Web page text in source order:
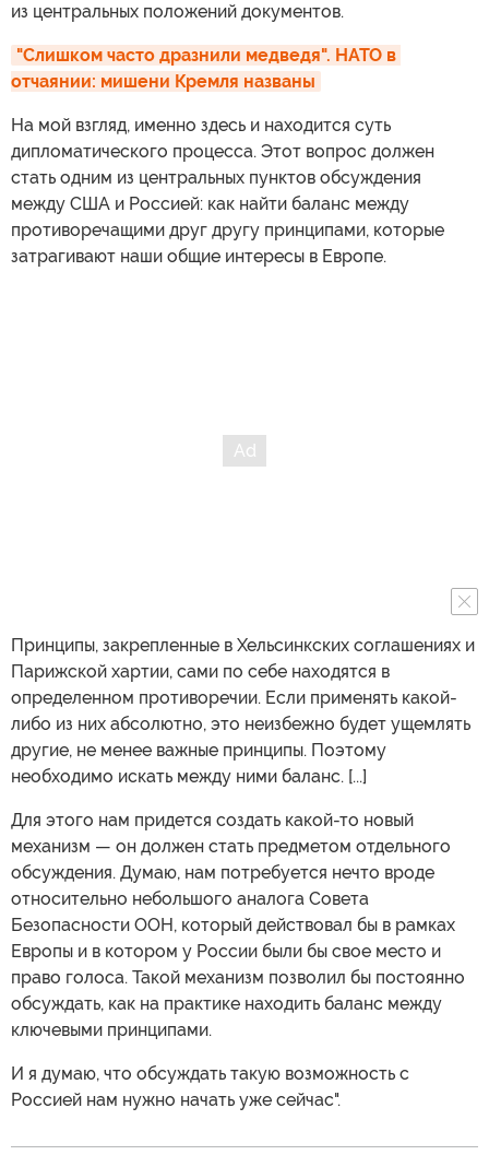
из центральных положений документов.
"Слишком часто дразнили медведя". НАТО в
отчаянии: мишени Кремля названы
На мой взгляд, именно здесь и находится суть
дипломатического процесса. Этот вопрос должен
стать одним из центральных пунктов обсуждения
между США и Россией: как найти баланс между
противоречащими друг другу принципами, которые
затрагивают наши общие интересы в Европе.
Принципы, закрепленные в Хельсинкских соглашениях и
Парижской хартии, сами по себе находятся в
определенном противоречии. Если применять какой-
либо из них абсолютно, это неизбежно будет ущемлять
другие, не менее важные принципы. Поэтому
необходимо искать между ними баланс. [...]
Для этого нам придется создать какой-то новый
механизм — он должен стать предметом отдельного
обсуждения. Думаю, нам потребуется нечто вроде
относительно небольшого аналога Совета
Безопасности ООН, который действовал бы в рамках
Европы и в котором у России были бы свое место и
право голоса. Такой механизм позволил бы постоянно
обсуждать, как на практике находить баланс между
ключевыми принципами.
И я думаю, что обсуждать такую возможность с
Россией нам нужно начать уже сейчас".